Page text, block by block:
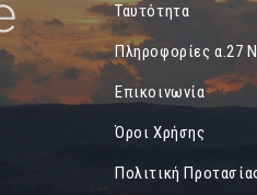
Ταυτότητα
Πληροφορίες α.27
Επικοινωνία
Όροι Χρήσης
Πολιτική